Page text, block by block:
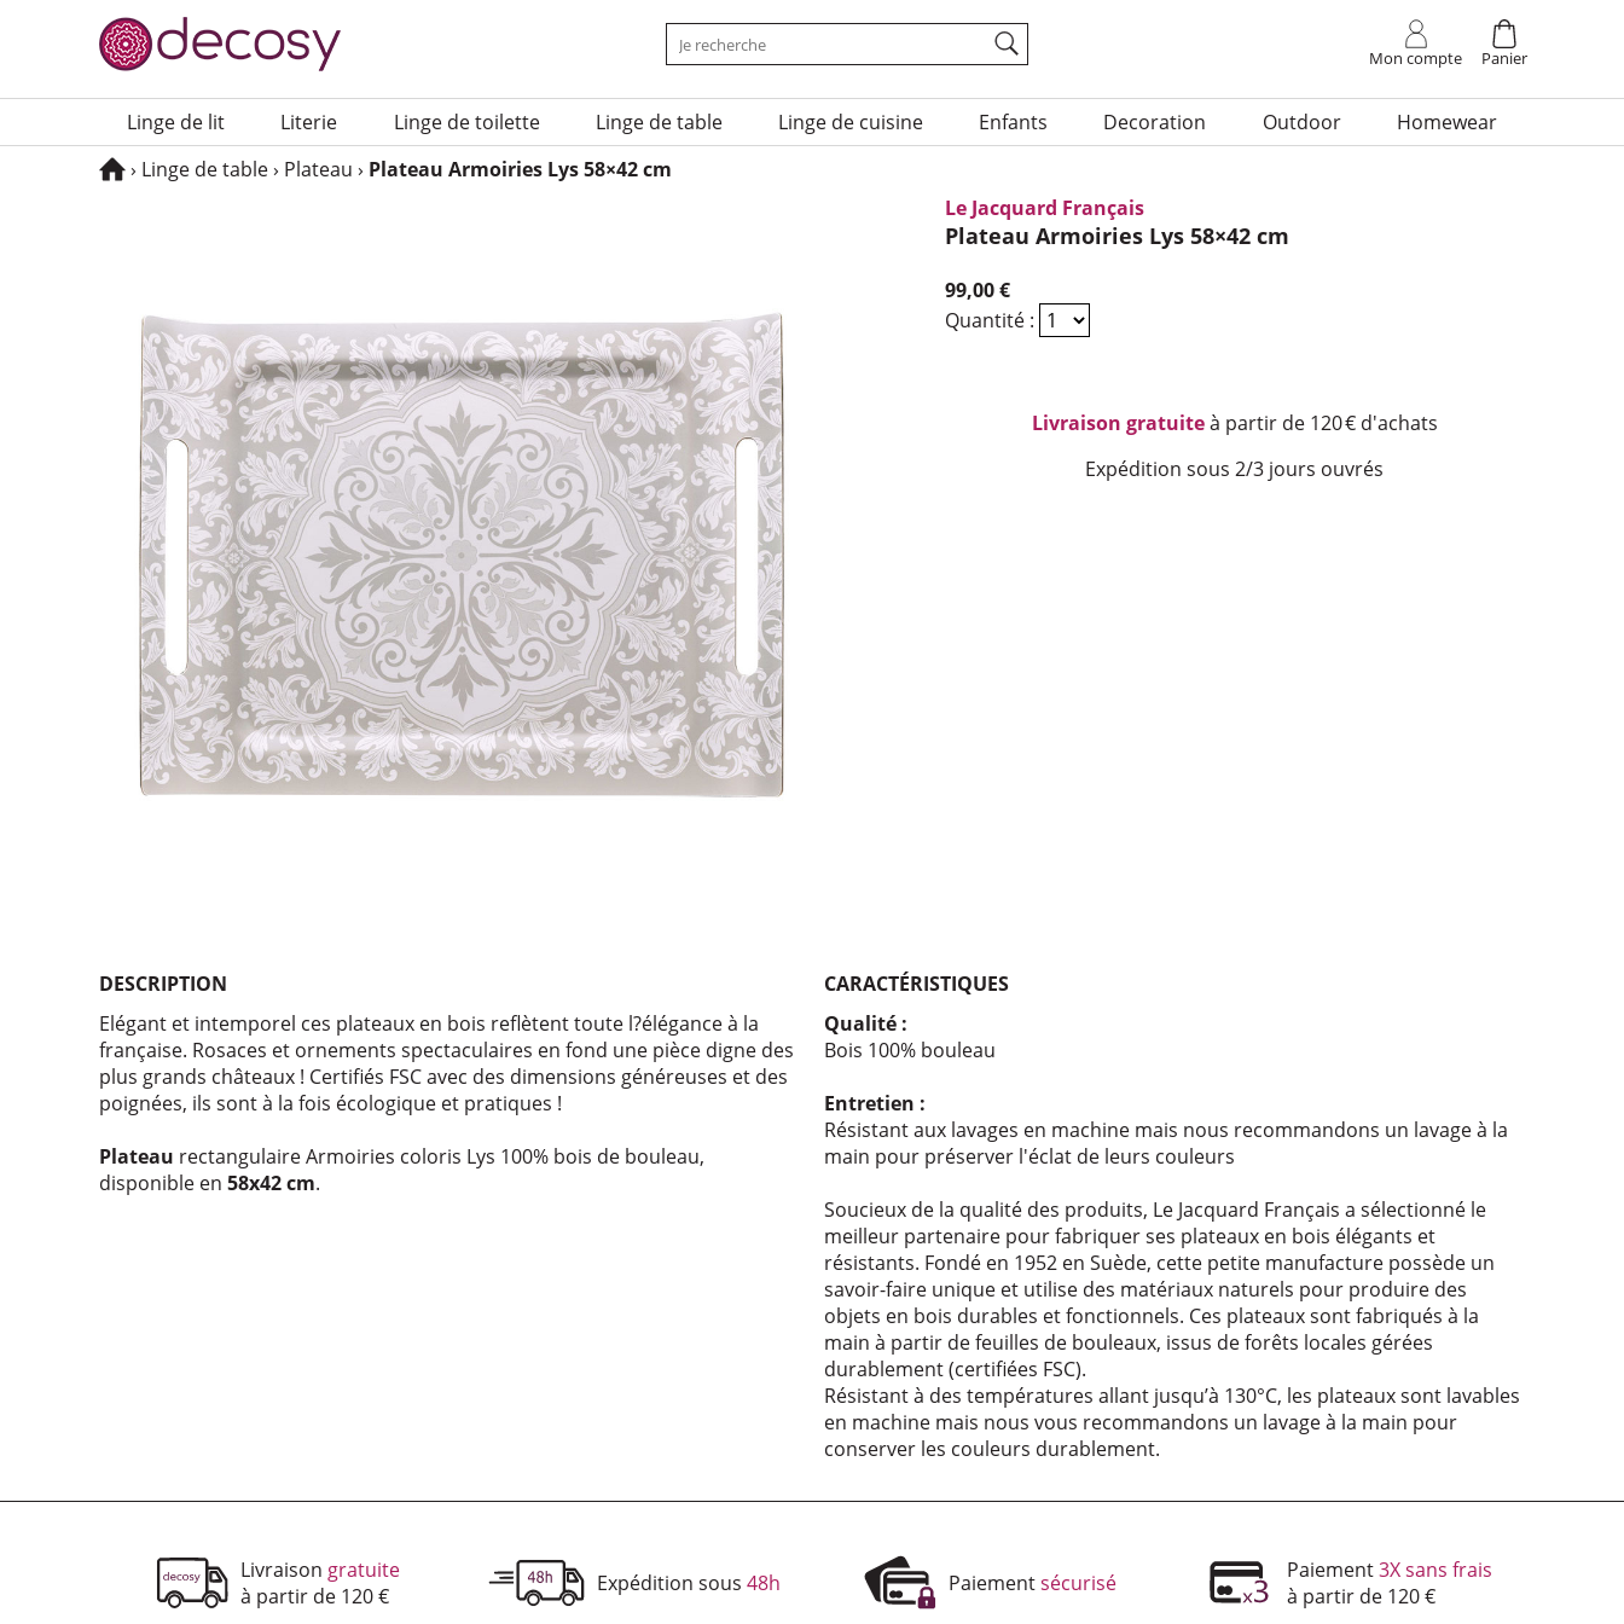
Rechercher une marque ou un produit sur le site
Mots-clés à rechercher
Mon compte Panier
Navigation principale
Linge de lit Lite­rie Linge de toilette Linge de table Linge de cuisine Enfants Deco­ra­tion Outdoor
Home­wear
Vous êtes ici :
› Linge de table› Plateau › Plateau Armoi­ries Lys 58×42 cm
Le Jacquard Français
Plateau Armoi­ries Lys 58×42 cm
99,00 €
Quantité :
Livraison gratuiteà partir de 120 € d'achats
Expédition sous 2/3 jours ouvrés
DESCRIPTION
Elégant et intemporel ces plateaux en bois reflètent toute l?élégance à la
française. Rosaces et ornements spectaculaires en fond une pièce digne des
plus grands châteaux ! Certifiés FSC avec des dimensions généreuses et des
poignées, ils sont à la fois écologique et pratiques !
Plateau rectangulaire Armoiries coloris Lys 100% bois de bouleau,
disponible en 58x42 cm.
CARACTÉRISTIQUES
Qualité :
Bois 100% bouleau
Entre­tien :
Résistant aux lavages en machine mais nous recommandons un lavage à la
main pour préserver l'éclat de leurs couleurs
Soucieux de la qualité des produits, Le Jacquard Français a sélectionné le
meilleur partenaire pour fabriquer ses plateaux en bois élégants et
résistants. Fondé en 1952 en Suède, cette petite manufacture possède un
savoir-faire unique et utilise des matériaux naturels pour produire des
objets en bois durables et fonctionnels. Ces plateaux sont fabriqués à la
main à partir de feuilles de bouleaux, issus de forêts locales gérées
durablement (certifiées FSC).
Résistant à des températures allant jusqu’à 130°C, les plateaux sont lavables
en machine mais nous vous recommandons un lavage à la main pour
conserver les couleurs durablement.
Livraison gratuite
à partir de 120 €
Expédition sous 48h Paiementsécurisé Paiement3X sans frais
à partir de 120 €